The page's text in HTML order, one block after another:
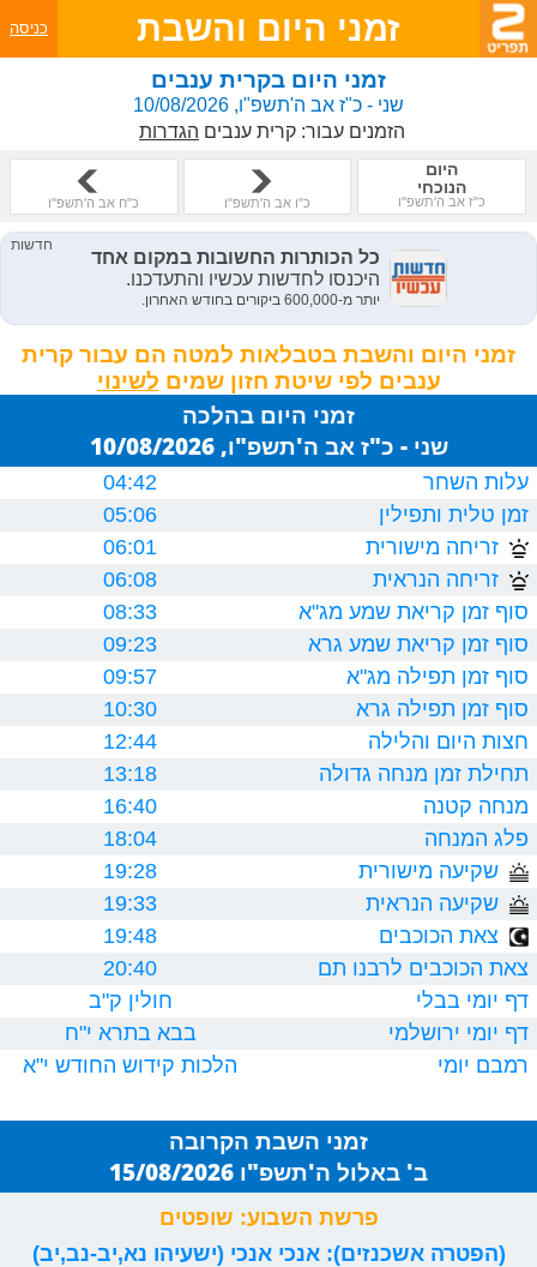
זמני היום והשבת כניסה
זמני היום בקרית ענבים
שני - כ"ז אב ה'תשפ"ו, 10/08/2026
הזמנים עבור: קרית ענבים הגדרות
היום
הנוכחי
כ"ז אב ה'תשפ"ו כ"ו אב ה'תשפ"ו כ"ח אב ה'תשפ"ו
זמני היום והשבת בטבלאות למטה הם עבור קרית
ענבים לפי שיטת חזון שמים
זמני היום בהלכה
שני - כ"ז אב ה'תשפ"ו, 10/08/2026
עלות השחר
04:42
זמן טלית ותפילין
05:06
זריחה מישורית
06:01
זריחה הנראית
06:08
סוף זמן קריאת שמע מג"א
08:33
סוף זמן קריאת שמע גרא
09:23
סוף זמן תפילה מג"א
09:57
סוף זמן תפילה גרא
10:30
חצות היום והלילה
12:44
תחילת זמן מנחה גדולה
13:18
מנחה קטנה
16:40
פלג המנחה
18:04
שקיעה מישורית
19:28
שקיעה הנראית
19:33
צאת הכוכבים
19:48
צאת הכוכבים לרבנו תם
20:40
דף יומי בבלי
חולין ק"ב
דף יומי ירושלמי
בבא בתרא י"ח
רמבם יומי
הלכות קידוש החודש י"א
זמני השבת הקרובה
ב' באלול ה'תשפ"ו 15/08/2026
פרשת השבוע: שופטים
(הפטרה אשכנזים): אנכי אנכי (ישעיהו נא,יב-נב,יב)